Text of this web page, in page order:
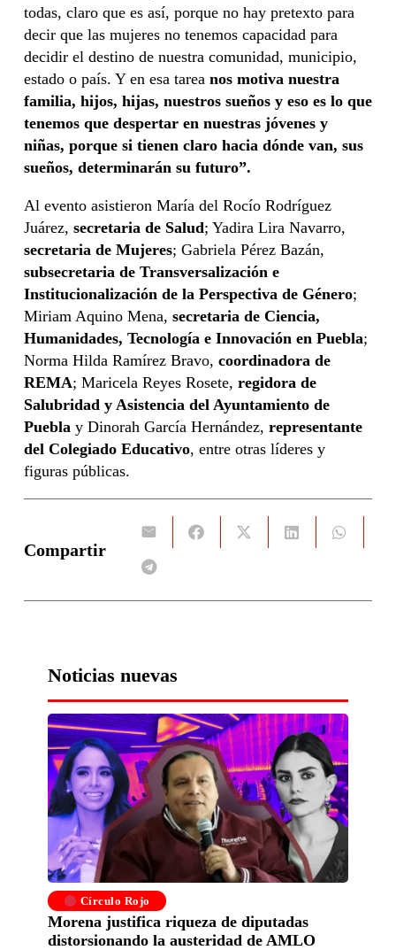
todas, claro que es así, porque no hay pretexto para
decir que las mujeres no tenemos capacidad para
decidir el destino de nuestra comunidad, municipio,
estado o país. Y en esa tarea nos motiva nuestra
familia, hijos, hijas, nuestros sueños y eso es lo que
tenemos que despertar en nuestras jóvenes y
niñas, porque si tienen claro hacia dónde van, sus
sueños, determinarán su futuro”.
Al evento asistieron María del Rocío Rodríguez
Juárez, secretaria de Salud; Yadira Lira Navarro,
secretaria de Mujeres; Gabriela Pérez Bazán,
subsecretaria de Transversalización e
Institucionalización de la Perspectiva de Género;
Miriam Aquino Mena, secretaria de Ciencia,
Humanidades, Tecnología e Innovación en Puebla;
Norma Hilda Ramírez Bravo, coordinadora de
REMA; Maricela Reyes Rosete, regidora de
Salubridad y Asistencia del Ayuntamiento de
Puebla y Dinorah García Hernández, representante
del Colegiado Educativo, entre otras líderes y
figuras públicas.
Compartir
Noticias nuevas
Círculo Rojo
Morena justifica riqueza de diputadas
distorsionando la austeridad de AMLO